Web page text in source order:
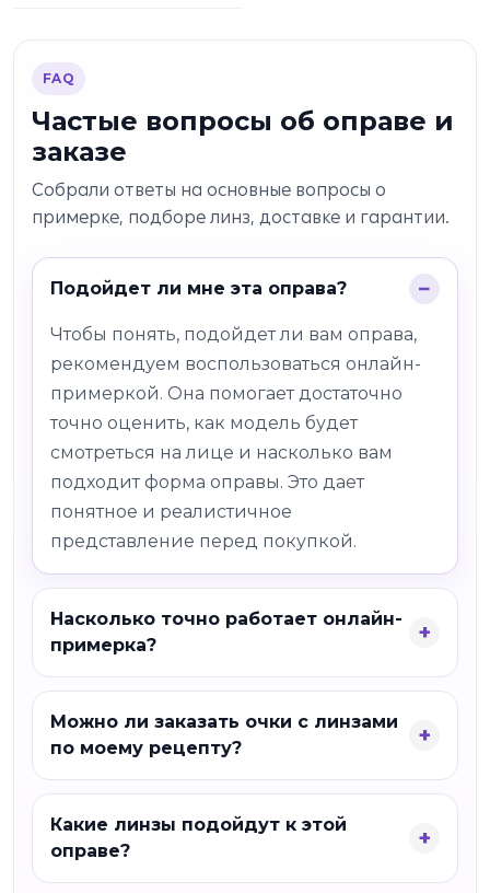
FAQ
Частые вопросы об оправе и
заказе
Собрали ответы на основные вопросы о
примерке, подборе линз, доставке и гарантии.
Подойдет ли мне эта оправа?
Чтобы понять, подойдет ли вам оправа,
рекомендуем воспользоваться онлайн-
примеркой. Она помогает достаточно
точно оценить, как модель будет
смотреться на лице и насколько вам
подходит форма оправы. Это дает
понятное и реалистичное
представление перед покупкой.
Насколько точно работает онлайн-
примерка?
Можно ли заказать очки с линзами
по моему рецепту?
Какие линзы подойдут к этой
оправе?